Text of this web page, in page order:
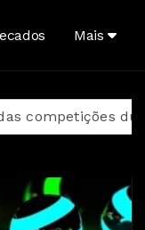
Mais
durante Copa